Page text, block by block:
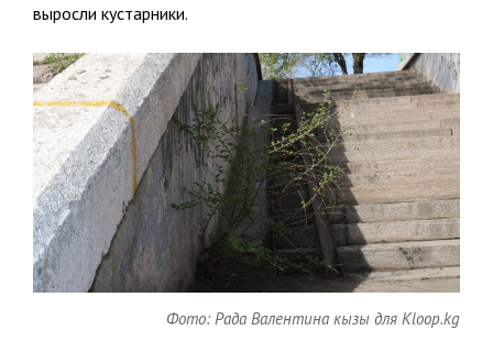
выросли кустарники.
Фото: Рада Валентина кызы для Kloop.kg